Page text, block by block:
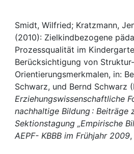
My FIS
Help
Smidt, Wilfried; Kratzmann,
(2010): Zielkindbezogene
Prozessqualität im
Berücksichtigung von
Orientierungsmerkmalen, in:
Schwarz, und Bernd Schwarz
Erziehungswissenschaftliche
nachhaltige Bildung : Beiträge
Sektionstagung „Empirische
AEPF- KBBB im Frühjahr 2009